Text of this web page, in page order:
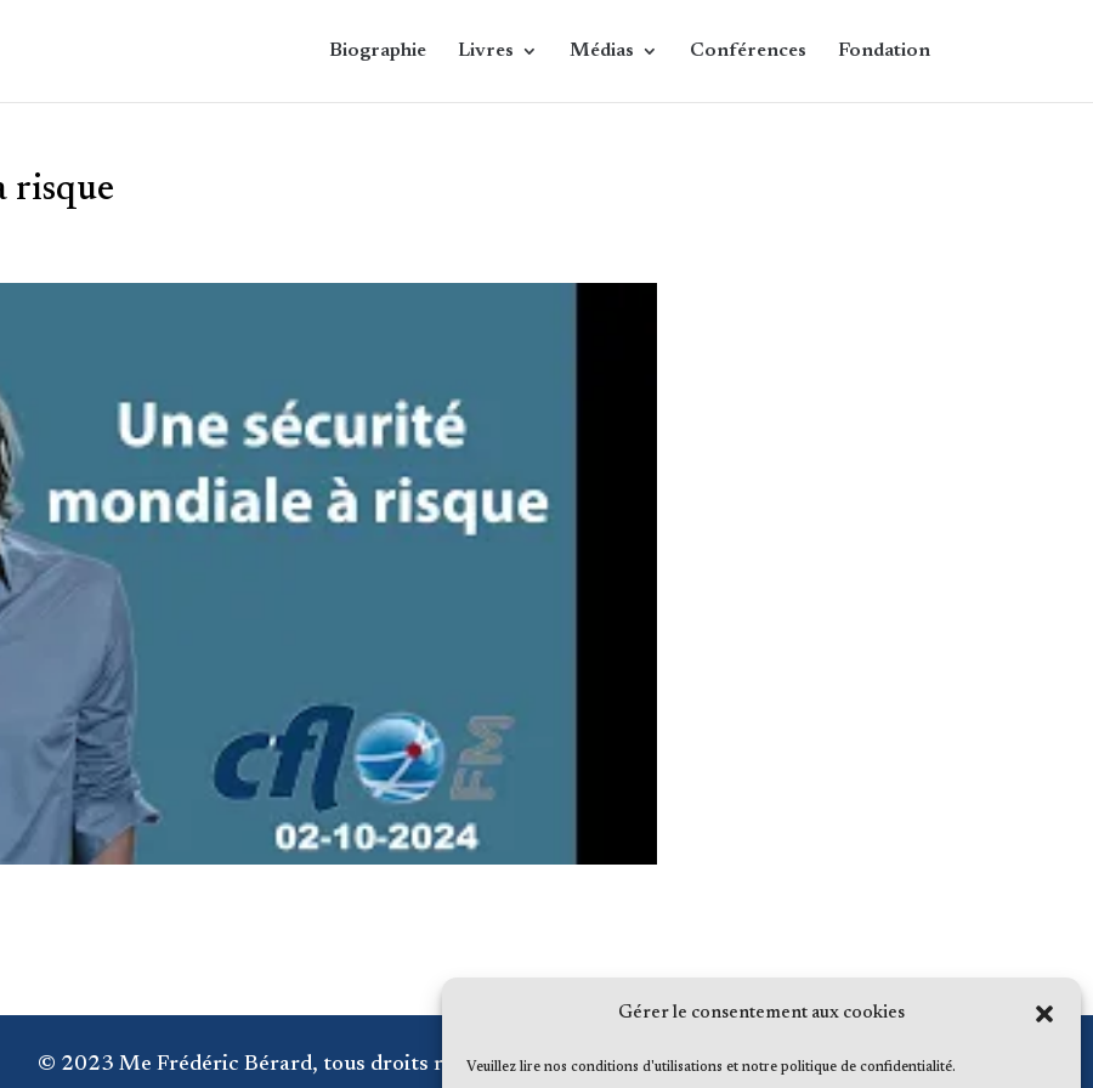
Gérer le consentement aux cookies
Veuillez lire nos conditions d'utilisations et notre politique de confidentialité.
Biographie Livres Médias Conférences Fondation
risque
© 2023 Me Frédéric Bérard, tous droits réservés